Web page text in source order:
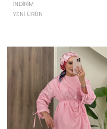
İNDIRIM
YENI ÜRÜN